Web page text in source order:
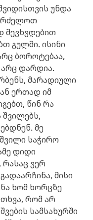
უნდა
შევხვდებით
გულში. ისინი
ბოროტებაა,
დარდია.
მარადიული
ერთად იმ
წინ რა
მე
საჭირო
დიდი
ვერ
მისი
ხომ ხორცზე
რომ არ
სამსახურში